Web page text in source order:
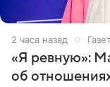
2 часа назад
«Я ревную»:
об